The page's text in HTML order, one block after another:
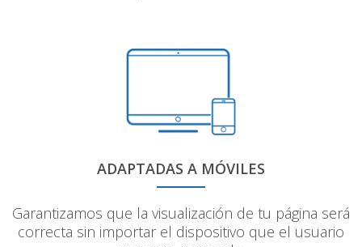
ADAPTADAS A MÓVILES
Garantizamos que la visualización de tu página será
correcta sin importar el dispositivo que el usuario